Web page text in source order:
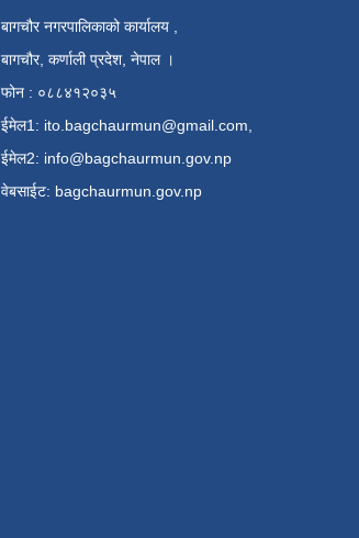
बागचौर नगरपालिकाको कार्यालय ,
बागचौर, कर्णाली प्रदेश, नेपाल ।
फोन : ०८८४१२०३५
ईमेल1: ito.bagchaurmun@gmail.com
ईमेल2: info@bagchaurmun.gov.np
वे‍बसाईट: bagchaurmun.gov.np